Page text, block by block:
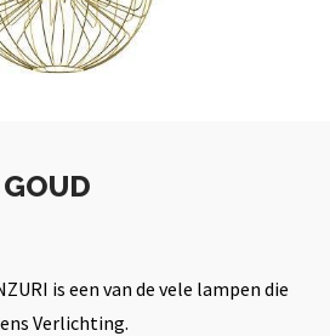
is een van de vele lampen die
Verlichting.